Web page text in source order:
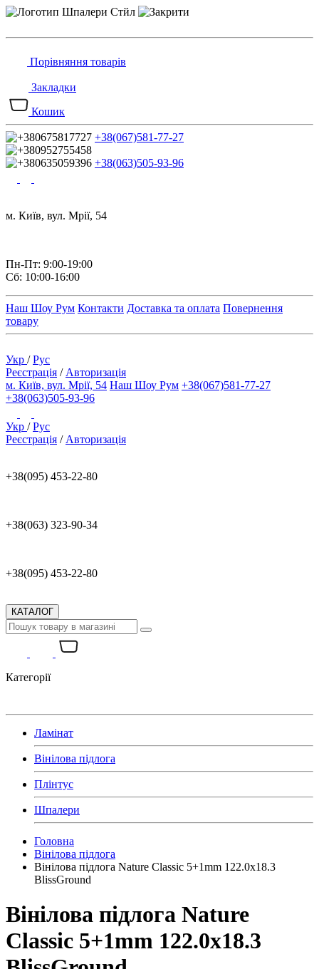
Порівняння товарів
Закладки
Кошик
+38(067)581-77-27
+38(063)505-93-96
м. Київ, вул. Мрії, 54
Пн-Пт: 9:00-19:00
Сб: 10:00-16:00
Наш Шоу Рум Контакти Доставка та оплата Повернення
товару
Укр /Рус
Реєстрація / Авторизація
м. Київ, вул. Мрії, 54 Наш Шоу Рум +38(067)581-77-27
+38(063)505-93-96
Укр /Рус
Реєстрація / Авторизація
+38(095) 453-22-80
+38(063) 323-90-34
+38(095) 453-22-80
КАТАЛОГ
Категорії
Ламінат
Вінілова підлога
Плінтус
Шпалери
Головна
Вінілова підлога
Вінілова підлога Nature Classic 5+1mm 122.0х18.3
BlissGround
Вінілова підлога Nature
Classic 5+1mm 122.0х18.3